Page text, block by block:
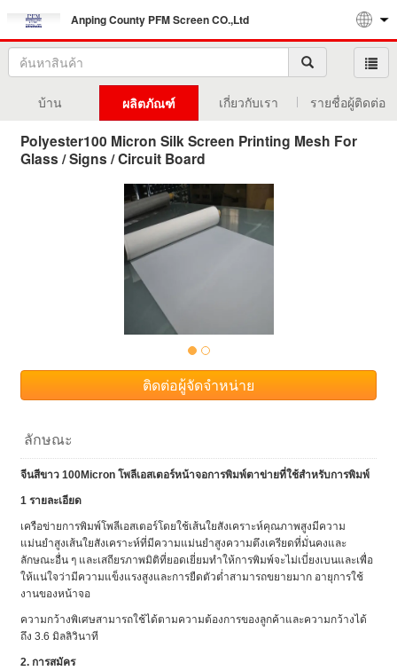
Anping County PFM Screen CO.,Ltd
บ้าน ผลิตภัณฑ์ เกี่ยวกับเรา รายชื่อผู้ติดต่อ
Polyester100 Micron Silk Screen Printing Mesh For
Glass / Signs / Circuit Board
ติดต่อผู้จัดจำหน่าย
ลักษณะ
จีนสีขาว 100Micron โพลีเอสเตอร์หน้าจอการพิมพ์ตาข่ายที่ใช้สำหรับการพิมพ์
1 รายละเอียด
เครือข่ายการพิมพ์โพลีเอสเตอร์โดยใช้เส้นใยสังเคราะห์คุณภาพสูงมีความ
แม่นยำสูงเส้นใยสังเคราะห์ที่มีความแม่นยำสูงความตึงเครียดที่มั่นคงและ
ลักษณะอื่น ๆ และเสถียรภาพมิติที่ยอดเยี่ยมทำให้การพิมพ์จะไม่เบี่ยงเบนและเพื่อ
ให้แน่ใจว่ามีความแข็งแรงสูงและการยืดตัวต่ำสามารถขยายมาก อายุการใช้
งานของหน้าจอ
ความกว้างพิเศษสามารถใช้ได้ตามความต้องการของลูกค้าและความกว้างได้
ถึง 3.6 มิลลิวินาที
2. การสมัคร